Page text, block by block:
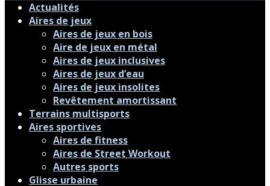
Actualités
Aires de jeux
Aires de jeux en bois
Aire de jeux en métal
Aires de jeux inclusives
Aires de jeux d’eau
Aires de jeux insolites
Revêtement amortissant
Terrains multisports
Aires sportives
Aires de fitness
Aires de Street Workout
Autres sports
Glisse urbaine